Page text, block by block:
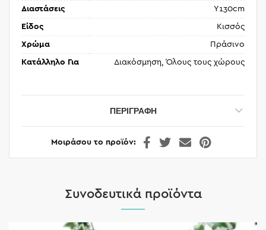
Διαστάσεις Υ130cm
Είδος Κισσός
Χρώμα Πράσινο
Κατάλληλο Για Διακόσμηση, Όλους τους χώρους
ΠΕΡΙΓΡΑΦΉ
Μοιράσου το προϊόν
Συνοδευτικά προϊόντα